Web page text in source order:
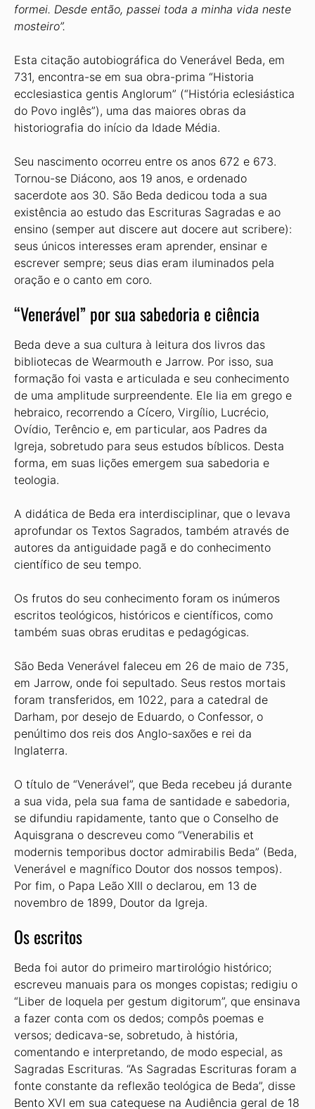
formei. Desde então, passei toda a minha vida neste
mosteiro”.
Esta citação autobiográfica do Venerável Beda, em
731, encontra-se em sua obra-prima “Historia
ecclesiastica gentis Anglorum” (“História eclesiástica
do Povo inglês”), uma das maiores obras da
historiografia do início da Idade Média.
Seu nascimento ocorreu entre os anos 672 e 673.
Tornou-se Diácono, aos 19 anos, e ordenado
sacerdote aos 30. São Beda dedicou toda a sua
existência ao estudo das Escrituras Sagradas e ao
ensino (semper aut discere aut docere aut scribere):
seus únicos interesses eram aprender, ensinar e
escrever sempre; seus dias eram iluminados pela
oração e o canto em coro.
“Venerável” por sua sabedoria e ciência
Beda deve a sua cultura à leitura dos livros das
bibliotecas de Wearmouth e Jarrow. Por isso, sua
formação foi vasta e articulada e seu conhecimento
de uma amplitude surpreendente. Ele lia em grego e
hebraico, recorrendo a Cícero, Virgílio, Lucrécio,
Ovídio, Terêncio e, em particular, aos Padres da
Igreja, sobretudo para seus estudos bíblicos. Desta
forma, em suas lições emergem sua sabedoria e
teologia.
A didática de Beda era interdisciplinar, que o levava
aprofundar os Textos Sagrados, também através de
autores da antiguidade pagã e do conhecimento
científico de seu tempo.
Os frutos do seu conhecimento foram os inúmeros
escritos teológicos, históricos e científicos, como
também suas obras eruditas e pedagógicas.
São Beda Venerável faleceu em 26 de maio de 735,
em Jarrow, onde foi sepultado. Seus restos mortais
foram transferidos, em 1022, para a catedral de
Darham, por desejo de Eduardo, o Confessor, o
penúltimo dos reis dos Anglo-saxões e rei da
Inglaterra.
O título de “Venerável”, que Beda recebeu já durante
a sua vida, pela sua fama de santidade e sabedoria,
se difundiu rapidamente, tanto que o Conselho de
Aquisgrana o descreveu como “Venerabilis et
modernis temporibus doctor admirabilis Beda” (Beda,
Venerável e magnífico Doutor dos nossos tempos).
Por fim, o Papa Leão XIII o declarou, em 13 de
novembro de 1899, Doutor da Igreja.
Os escritos
Beda foi autor do primeiro martirológio histórico;
escreveu manuais para os monges copistas; redigiu o
“Liber de loquela per gestum digitorum”, que ensinava
a fazer conta com os dedos; compôs poemas e
versos; dedicava-se, sobretudo, à história,
comentando e interpretando, de modo especial, as
Sagradas Escrituras. “As Sagradas Escrituras foram a
fonte constante da reflexão teológica de Beda”, disse
Bento XVI em sua catequese na Audiência geral de 18